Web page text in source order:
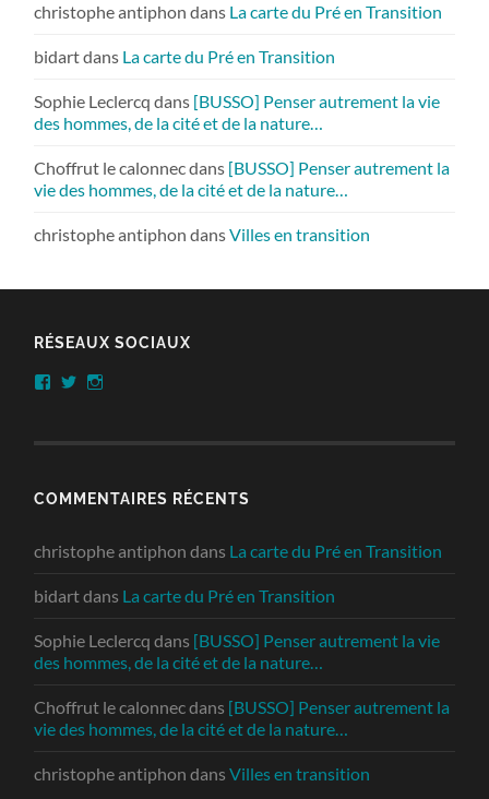
christophe antiphon dans La carte du Pré en Transition
bidartdans La carte du Pré en Transition
Sophie Leclercq dans [BUSSO] Penser autrement la vie
des hommes, de la cité et de la nature…
Choffrut le calonnecdans [BUSSO] Penser autrement la
vie des hommes, de la cité et de la nature…
christophe antiphon dansVilles en transition
RÉSEAUX SOCIAUX
Facebook
Twitter
COMMENTAIRES RÉCENTS
christophe antiphon dans La carte du Pré en Transition
bidartdans La carte du Pré en Transition
Sophie Leclercq dans [BUSSO] Penser autrement la vie
des hommes, de la cité et de la nature…
Choffrut le calonnecdans [BUSSO] Penser autrement la
vie des hommes, de la cité et de la nature…
christophe antiphon dansVilles en transition